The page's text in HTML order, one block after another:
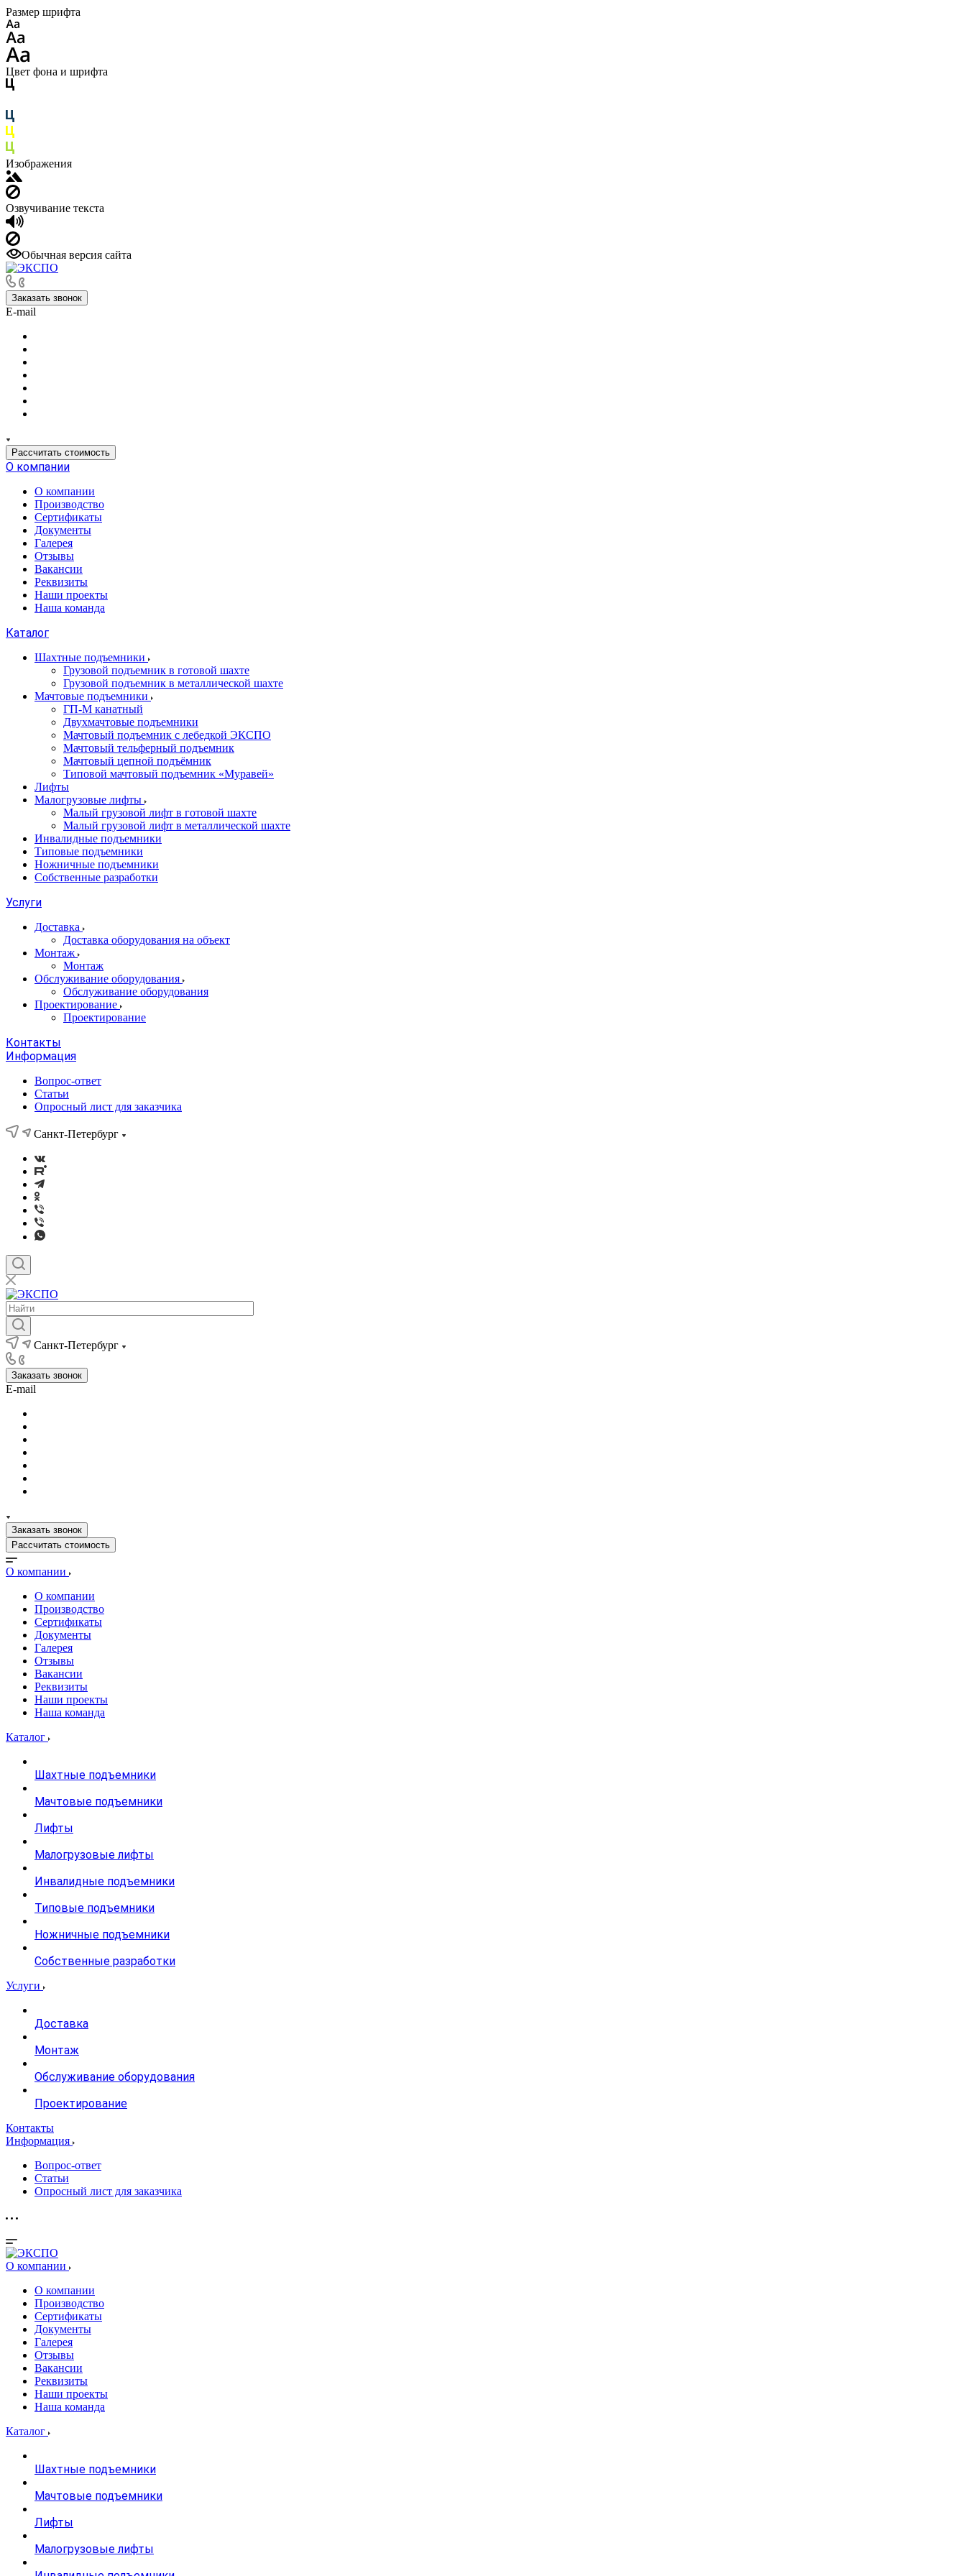
Размер шрифта
Цвет фона и шрифта
Изображения
Озвучивание текста
Обычная версия сайта
Заказать звонок
E-mail
Рассчитать стоимость
О компании
О компании
Производство
Сертификаты
Документы
Галерея
Отзывы
Вакансии
Реквизиты
Наши проекты
Наша команда
Каталог
Шахтные подъемники
Грузовой подъемник в готовой шахте
Грузовой подъемник в металлической шахте
Мачтовые подъемники
ГП-М канатный
Двухмачтовые подъемники
Мачтовый подъемник с лебедкой ЭКСПО
Мачтовый тельферный подъемник
Мачтовый цепной подъёмник
Типовой мачтовый подъемник «Муравей»
Лифты
Малогрузовые лифты
Малый грузовой лифт в готовой шахте
Малый грузовой лифт в металлической шахте
Инвалидные подъемники
Типовые подъемники
Ножничные подъемники
Собственные разработки
Услуги
Доставка
Доставка оборудования на объект
Монтаж
Монтаж
Обслуживание оборудования
Обслуживание оборудования
Проектирование
Проектирование
Контакты
Информация
Вопрос-ответ
Статьи
Опросный лист для заказчика
Санкт-Петербург
Санкт-Петербург
Заказать звонок
E-mail
Заказать звонок
Рассчитать стоимость
О компании
О компании
Производство
Сертификаты
Документы
Галерея
Отзывы
Вакансии
Реквизиты
Наши проекты
Наша команда
Каталог
Шахтные подъемники
Мачтовые подъемники
Лифты
Малогрузовые лифты
Инвалидные подъемники
Типовые подъемники
Ножничные подъемники
Собственные разработки
Услуги
Доставка
Монтаж
Обслуживание оборудования
Проектирование
Контакты
Информация
Вопрос-ответ
Статьи
Опросный лист для заказчика
О компании
О компании
Производство
Сертификаты
Документы
Галерея
Отзывы
Вакансии
Реквизиты
Наши проекты
Наша команда
Каталог
Шахтные подъемники
Мачтовые подъемники
Лифты
Малогрузовые лифты